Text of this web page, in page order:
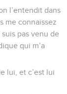
l’entendit dans
me connaissez
pas venu de
qui m’a
lui, et c’est lui